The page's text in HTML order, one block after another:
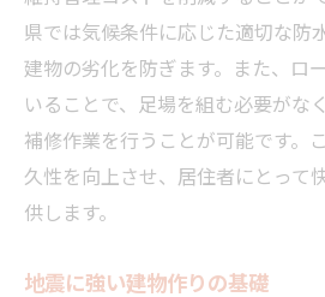
県では気候条件に応じた適切な防
建物の劣化を防ぎます。また、ロ
いることで、足場を組む必要がな
補修作業を行うことが可能です。
久性を向上させ、居住者にとって
供します。
地震に強い建物作りの基礎